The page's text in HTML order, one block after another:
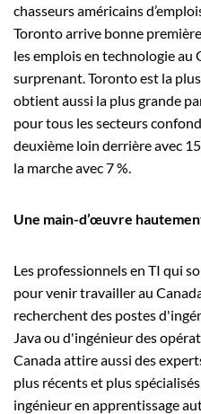
chasseurs américains
Toronto arrive bonne
les emplois en technologie au
surprenant. Toronto est la
obtient aussi la plus grande
pour tous les secteurs
deuxième loin derrière avec
la marche avec 7 %.
Une main-d’œuvre
Les professionnels en TI qui
pour venir travailler au
recherchent des postes
Java ou d'ingénieur des
Canada attire aussi des
plus récents et plus
ingénieur en apprentissage